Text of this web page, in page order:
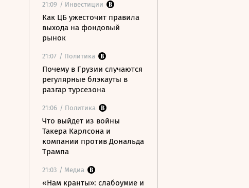
21:09 / Инвестиции
Как ЦБ ужесточит правила
выхода на фондовый
рынок
21:07 / Политика
Почему в Грузии случаются
регулярные блэкауты в
разгар турсезона
21:06 / Политика
Что выйдет из войны
Такера Карлсона и
компании против Дональда
Трампа
21:03 / Медиа
«Нам кранты»: слабоумие и